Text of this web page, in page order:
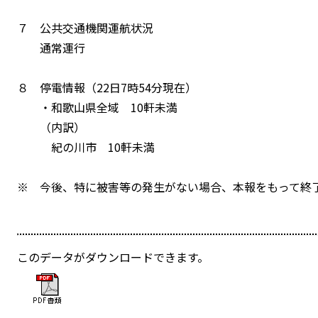
７ 公共交通機関運航状況
通常運行
８ 停電情報（22日7時54分現在）
・和歌山県全域 10軒未満
（内訳）
紀の川市 10軒未満
※ 今後、特に被害等の発生がない場合、本報をもって終了
このデータがダウンロードできます。